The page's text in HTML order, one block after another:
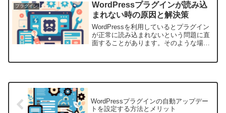
ザーにとって、Sl...
プラグイン
WordPressプラグインが読み込
まれない時の原因と解決策
WordPressを利用しているとプラグイン
が正常に読み込まれないという問題に直
面することがあります。そのような場
WordPressプラグインの自動アップデー
トを設定する方法とメリット